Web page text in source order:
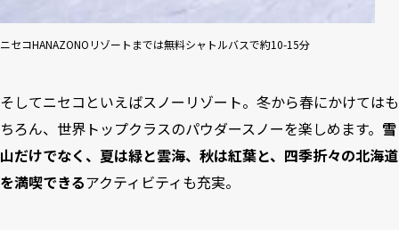
ニセコHANAZONOリゾートまでは無料シャトルバスで約10-15分
そしてニセコといえばスノーリゾート。冬から春にかけてはも
ちろん、世界トップクラスのパウダースノーを楽しめます。 雪
山だけでなく、夏は緑と雲海、秋は紅葉と、四季折々の北海道
を満喫できるアクティビティも充実。